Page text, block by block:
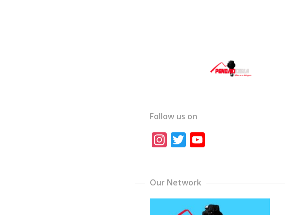
Follow us on
Instagram
Twitter
Our Network